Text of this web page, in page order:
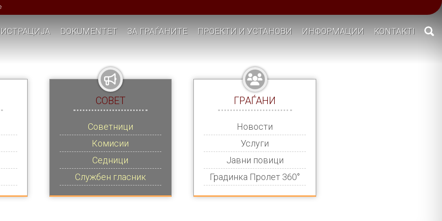
DOKUMENTET ЗА ГРАЃАНИТЕ ПРОЕКТИ И УСТАНОВИ ИНФОРМАЦИИ KONTAKTI
СОВЕТ
Советници
Комисии
Седници
Службен гласник
ГРАЃАНИ
Новости
Услуги
Јавни повици
Градинка Пролет 360°